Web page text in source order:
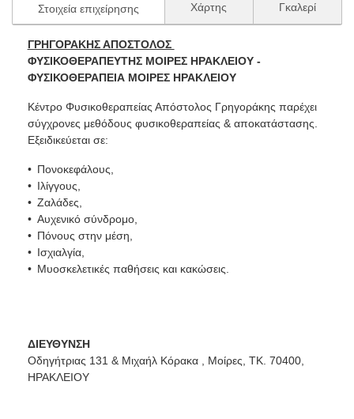
Στοιχεία επιχείρησης Χάρτης Γκαλερί
ΓΡΗΓΟΡΑΚΗΣ ΑΠΟΣΤΟΛΟΣ
ΦΥΣΙΚΟΘΕΡΑΠΕΥΤΗΣ ΜΟΙΡΕΣ ΗΡΑΚΛΕΙΟΥ -
ΦΥΣΙΚΟΘΕΡΑΠΕΙΑ ΜΟΙΡΕΣ ΗΡΑΚΛΕΙΟΥ
Κέντρο Φυσικοθεραπείας Απόστολος Γρηγοράκης παρέχει
σύγχρονες μεθόδους φυσικοθεραπείας & αποκατάστασης.
Εξειδικεύεται σε:
Πονοκεφάλους,
Ιλίγγους,
Ζαλάδες,
Αυχενικό σύνδρομο,
Πόνους στην μέση,
Ισχιαλγία,
Μυοσκελετικές παθήσεις και κακώσεις.
ΔΙΕΥΘΥΝΣΗ
Οδηγήτριας 131 & Μιχαήλ Κόρακα , Μοίρες, ΤΚ. 70400,
ΗΡΑΚΛΕΙΟΥ